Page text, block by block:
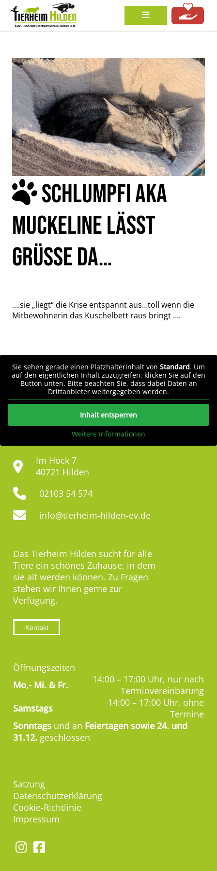
SCHLUMPFI AKA
MUCKELINE LÄSST
GRÜSSE DA…
….sie „liegt“ die Krise entspannt aus…toll wenn die
Mitbewohnerin das Kuschelbett raus bringt ….
Sie sehen gerade einen Platzhalterinhalt von Standard. Um
auf den eigentlichen Inhalt zuzugreifen, klicken Sie auf den
Button unten. Bitte beachten Sie, dass dabei Daten an
Drittanbieter weitergegeben werden.
Inhalt entsperren
Weitere Informationen
Im Hock 7
40721 Hilden
02103 54 574
info@tierheim-hilden-ev.de
Das Tierheim Hilden sucht für alle
Tiere ein schönes Zuhause, in dem
sie alt werden können. Zu Fragen
stehen wir Ihnen gerne zur
Verfügung.
Kontakt
Öffnungszeiten
Mo,- Mi. & Fr.
14:00 – 17:00 Uhr, nur nach
Terminvereinbarung
Samstags
14:00 – 17:00 Uhr, ohne
Termine
Sonntags und an Feiertagen sowie 24. und
31.12. geschlossen
Satzung
Datenschutzerklärung
Cookie-Richtlinie
Impressum